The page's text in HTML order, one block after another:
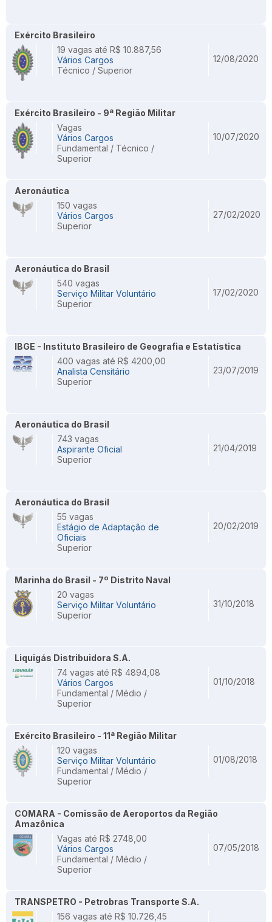
Exército Brasileiro
19 vagas até R$ 10.887,56
Vários Cargos
Técnico / Superior
12/08/2020
Exército Brasileiro - 9ª Região Militar
Vagas
Vários Cargos
Fundamental / Técnico /
Superior
10/07/2020
Aeronáutica
150 vagas
Vários Cargos
Superior
27/02/2020
Aeronáutica do Brasil
540 vagas
Serviço Militar Voluntário
Superior
17/02/2020
IBGE - Instituto Brasileiro de Geografia e Estatística
400 vagas até R$ 4200,00
Analista Censitário
Superior
23/07/2019
Aeronáutica do Brasil
743 vagas
Aspirante Oficial
Superior
21/04/2019
Aeronáutica do Brasil
55 vagas
Estágio de Adaptação de
Oficiais
Superior
20/02/2019
Marinha do Brasil - 7º Distrito Naval
20 vagas
Serviço Militar Voluntário
Superior
31/10/2018
Liquigás Distribuidora S.A.
74 vagas até R$ 4894,08
Vários Cargos
Fundamental / Médio /
Superior
01/10/2018
Exército Brasileiro - 11ª Região Militar
120 vagas
Serviço Militar Voluntário
Fundamental / Médio /
Superior
01/08/2018
COMARA - Comissão de Aeroportos da Região
Amazônica
Vagas até R$ 2748,00
Vários Cargos
Fundamental / Médio /
Superior
07/05/2018
TRANSPETRO - Petrobras Transporte S.A.
156 vagas até R$ 10.726,45